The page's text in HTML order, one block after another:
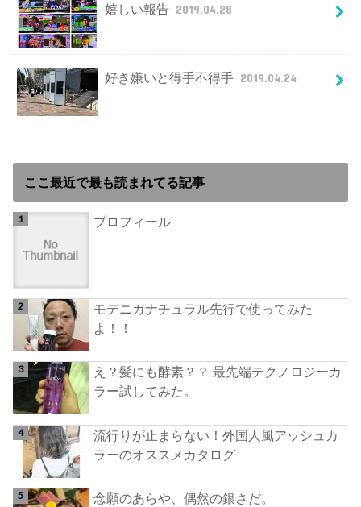
嬉しい報告 2019.04.28
好き嫌いと得手不得手 2019.04.24
ここ最近で最も読まれてる記事
プロフィール
モデニカナチュラル先行で使ってみた
よ！！
え？髪にも酵素？？ 最先端テクノロジーカ
ラー試してみた。
流行りが止まらない！外国人風アッシュカ
ラーのオススメカタログ
念願のあらや、偶然の銀さだ。